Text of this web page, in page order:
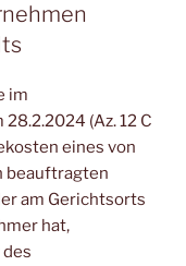
im
(Az. 12 C
eines von
beauftragten
am Gerichtsorts
hat,